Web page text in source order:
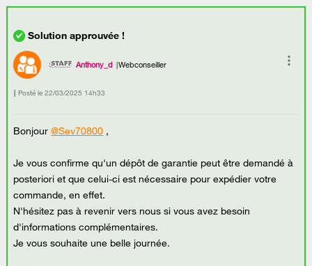
Anthony_d Webconseiller
Posté le ‎22/03/2025 14h33
Bonjour@Sev70800 ,
Je vous confirme qu'un dépôt de garantie peut être demandé à
posteriori et que celui-ci est nécessaire pour expédier votre
commande, en effet.
N'hésitez pas à revenir vers nous si vous avez besoin
d'informations complémentaires.
Je vous souhaite une belle journée.